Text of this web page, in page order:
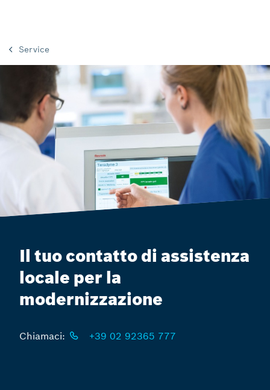
Service
Il tuo contatto di assistenza
locale per la
modernizzazione
Chiamaci: +39 02 92365 777